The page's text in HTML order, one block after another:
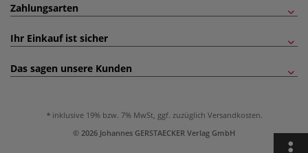
Zahlungsarten
Ihr Einkauf ist sicher
Das sagen unsere Kunden
inklusive 19% bzw. 7% MwSt, ggf. zuzüglich Versandkosten.
© 2026 Johannes GERSTAECKER Verlag GmbH